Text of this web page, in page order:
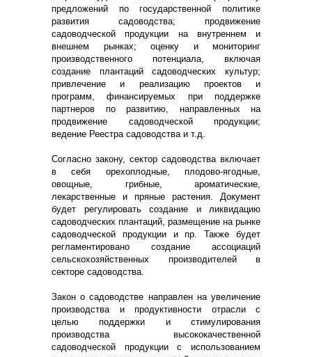
предложений по государственной политике
развития садоводства; продвижение
садоводческой продукции на внутреннем и
внешнем рынках; оценку и мониторинг
производственного потенциала, включая
создание плантаций садоводческих культур;
привлечение и реализацию проектов и
программ, финансируемых при поддержке
партнеров по развитию, направленных на
продвижение садоводческой продукции;
ведение Реестра садоводства и т.д.
Согласно закону, сектор садоводства включает
в себя орехоплодные, плодово-ягодные,
овощные, грибные, ароматические,
лекарственные и пряные растения. Документ
будет регулировать создание и ликвидацию
садоводческих плантаций, размещение на рынке
садоводческой продукции и пр. Также будет
регламентировано создание ассоциаций
сельскохозяйственных производителей в
секторе садоводства.
Закон о садоводстве направлен на увеличение
производства и продуктивности отрасли с
целью поддержки и стимулирования
производства высококачественной
садоводческой продукции с использованием